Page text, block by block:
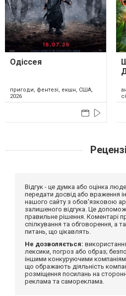
Одіссея
пригоди, фентезі, екшн, США,
2026
Відгук - це думка або оцінка
передати досвід або враження
нашого сайту з обов'язковою
залишеного відгука. Це
правильне рішення. Коментарі
спілкування та обговорення, а
питань, що цікавлять.
Не дозволяється:
лексики, погроз або образ;
іншими конкуруючими
що ображають діяльність
розміщення посилань на
реклама та самореклама.